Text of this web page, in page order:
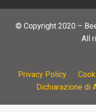
© Copyright 2020 –
All
Privacy Policy
Dichiarazione di